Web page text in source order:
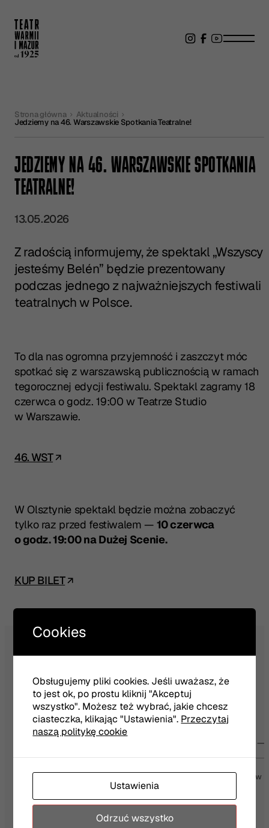
Strona główna Aktualności
Jedziemy na 46. Warszawskie Spotkania Teatralne!
JEDZIEMY NA 46. WARSZAWSKIE SPOTKANIA
TEATRALNE!
13.05.2026
Z radością informujemy, że spektakl „Wszyscy
jesteśmy Belén” będzie prezentowany
podczas jednego z najważniejszych festiwali
teatralnych w Polsce.
To dla nas ogromna przyjemność i zaszczyt móc
spotkać się z warszawską publicznością w ramach
tegorocznej edycji festiwalu. Spektakl zagramy 18
czerwca o godz. 19:00 w Teatrze Studio
w Warszawie.
46. WST
W Olsztynie spektakl będzie można zobaczyć
tylko raz przed festiwalem — 10 czerwca
o godz. 19:00 na Dużej Scenie.
KUP BILET
NEWSLETTER
Wyrażam zgodę na otrzymywanie wiadomości od Teatru Jaracza w
Cookies
Obsługujemy pliki cookies. Jeśli uważasz, że
to jest ok, po prostu kliknij "Akceptuj
wszystko". Możesz też wybrać, jakie chcesz
ciasteczka, klikając "Ustawienia". Przeczytaj
naszą politykę cookie
Ustawienia
Odrzuć wszystko